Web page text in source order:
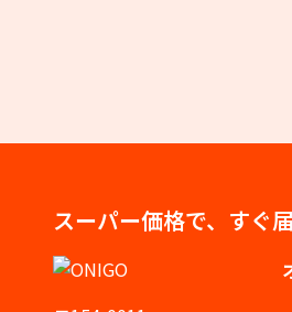
スーパー価格で、すぐ